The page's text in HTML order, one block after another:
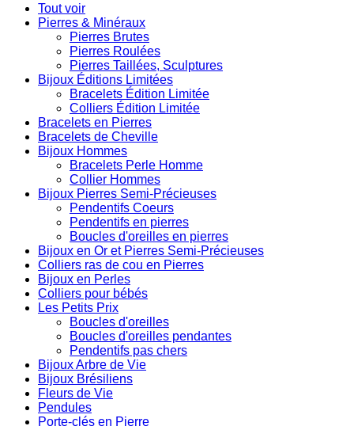
Tout voir
Pierres & Minéraux
Pierres Brutes
Pierres Roulées
Pierres Taillées, Sculptures
Bijoux Éditions Limitées
Bracelets Édition Limitée
Colliers Édition Limitée
Bracelets en Pierres
Bracelets de Cheville
Bijoux Hommes
Bracelets Perle Homme
Collier Hommes
Bijoux Pierres Semi-Précieuses
Pendentifs Coeurs
Pendentifs en pierres
Boucles d'oreilles en pierres
Bijoux en Or et Pierres Semi-Précieuses
Colliers ras de cou en Pierres
Bijoux en Perles
Colliers pour bébés
Les Petits Prix
Boucles d'oreilles
Boucles d'oreilles pendantes
Pendentifs pas chers
Bijoux Arbre de Vie
Bijoux Brésiliens
Fleurs de Vie
Pendules
Porte-clés en Pierre